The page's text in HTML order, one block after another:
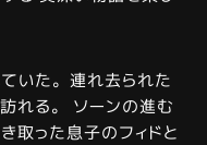
いた。連れ去られた
れる。 ソーンの進む
取った息子のフィドと